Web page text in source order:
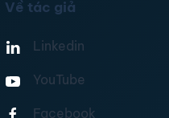
Về tác giả
Linkedin
YouTube
Facebook